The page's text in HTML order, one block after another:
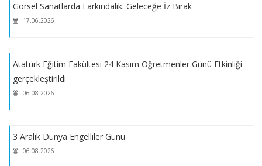
Fakültemiz Dekanı Sayın Prof. Dr. Yusuf Alpaydın’ı makamında
ziyaret etti.
Müzik Öğretmenliği Kayıt İşlemleri
Kurum İçi ve Kurumlar Arası Yatay Geçiş ve Çift Anadal ve
2025-2026 Eğitim-Öğretim Yılı Pedagojik Formasyon Eğitimi
Başvuruları Hakkında
Görsel Sanatlarda Farkındalık: Geleceğe İz Bırak
17.06.2026
Atatürk Eğitim Fakültesi 24 Kasım Öğretmenler Günü Etkinliği
gerçekleştirildi
06.08.2026
3 Aralık Dünya Engelliler Günü
06.08.2026